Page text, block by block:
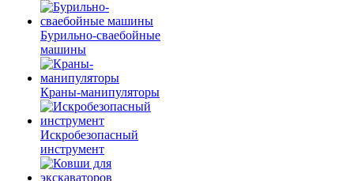
Бурильно-сваебойные
машины
Краны-манипуляторы
Искробезопасный
инструмент